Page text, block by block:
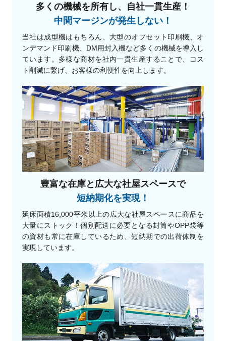
多くの機械を所有し、自社一貫生産！
中間マージンが発生しない！
当社は成型機はもちろん、大型のオフセット印刷機、オ
ンデマンド印刷機、DM用封入機など多くの機械を導入し
ています。多様な商材を社内一貫生産することで、コス
ト削減に繋げ、お客様の利便性を向上します。
豊富な在庫と広大な社屋スペースで
短納期化を実現！
延床面積16,000平米以上の広大な社屋スペースに商品を
大量にストック！個別配送に必要となる封筒やOPP袋等
の資材も常に在庫しているため、短納期での出荷体制を
実現しています。